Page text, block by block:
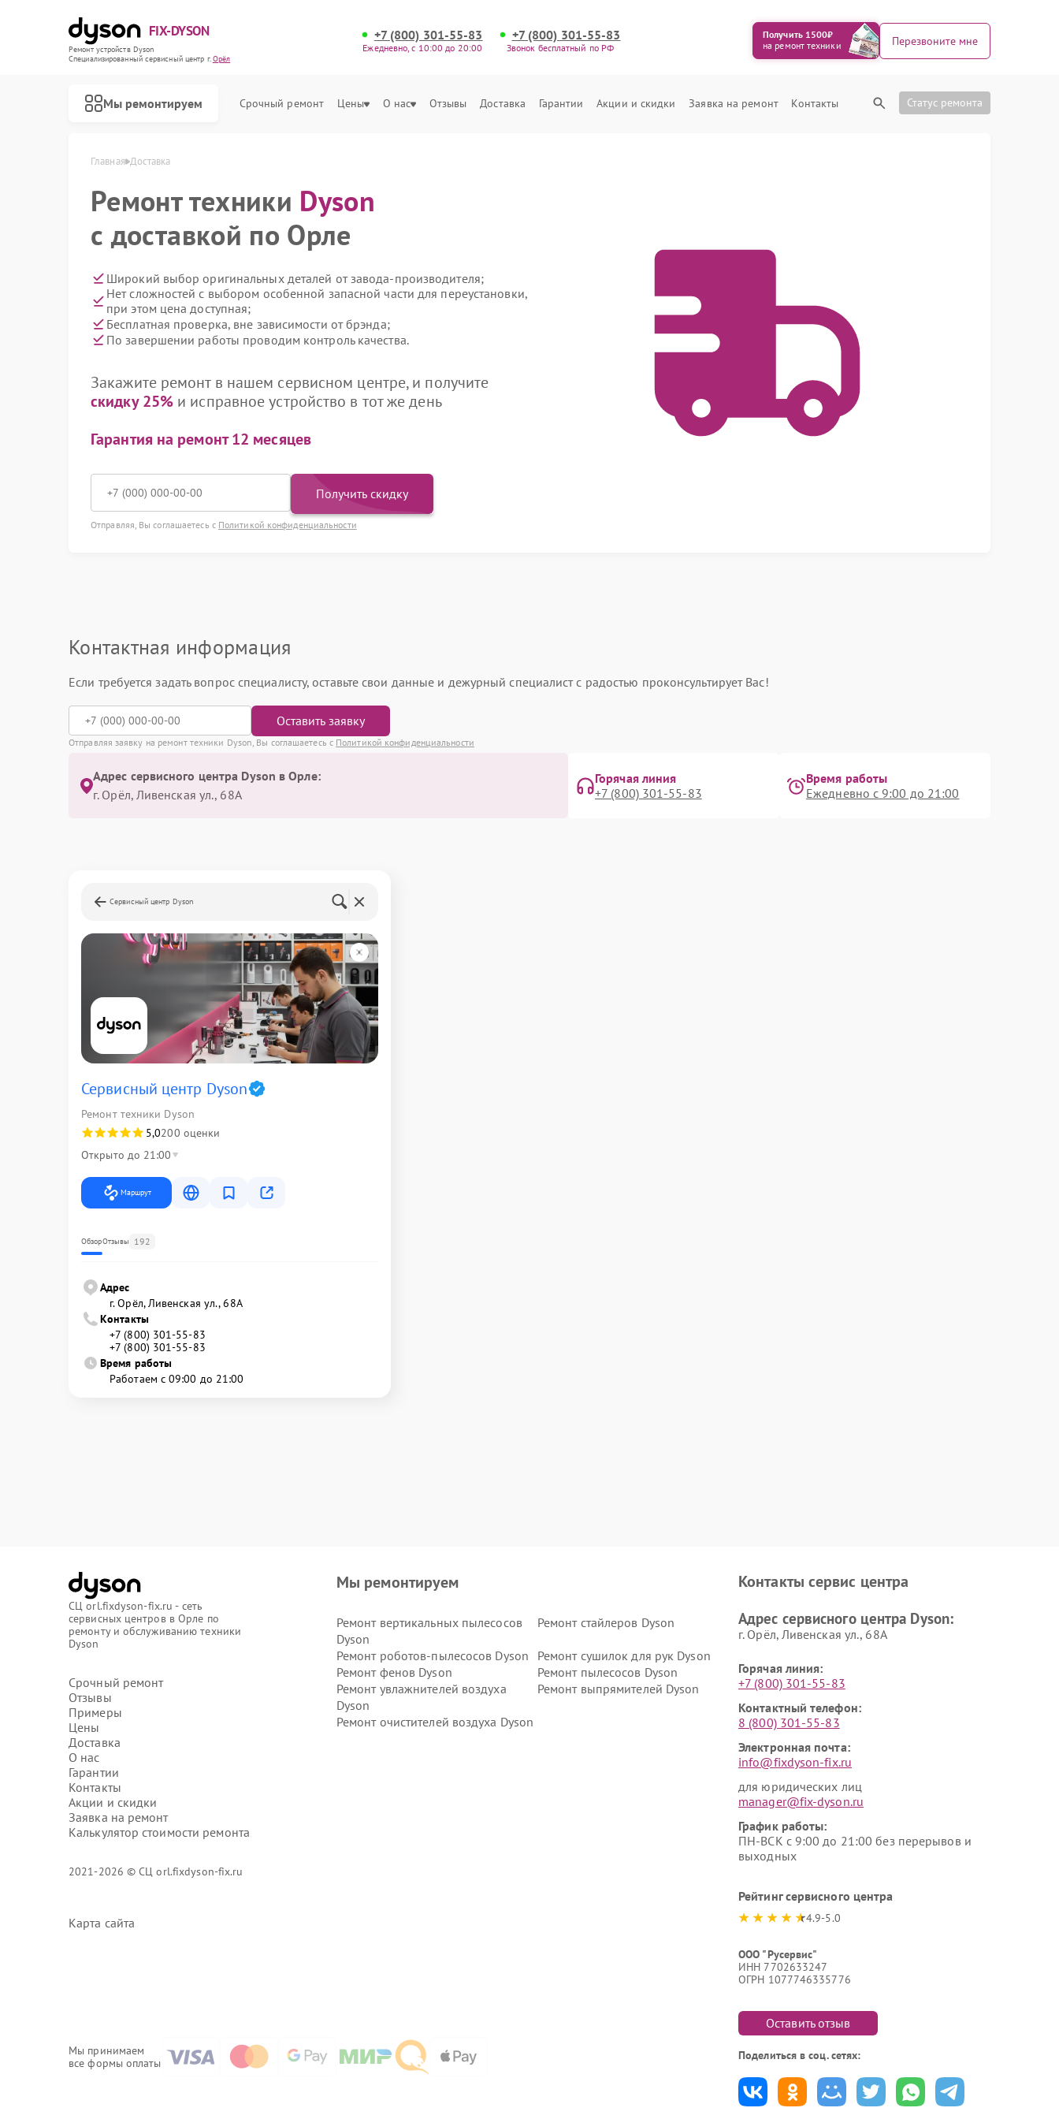
FIX-DYSON
Ремонт устройств Dyson
Специализированный cервисный центр г.Орёл
+7 (800) 301-55-83
Ежедневно, с 10:00 до 20:00
+7 (800) 301-55-83
Звонок бесплатный по РФ
Получить 1500₽
на ремонт техники
Перезвоните мне
Мы ремонтируем Срочный ремонт Цены О нас Отзывы Доставка Гарантии Акции и скидки Заявка на ремонт Контакты Статус ремонта
Главная Доставка
Ремонт техники Dyson
с доставкой по Орле
Широкий выбор оригинальных деталей от завода-производителя;
Нет сложностей с выбором особенной запасной части для переустановки,
при этом цена доступная;
Бесплатная проверка, вне зависимости от брэнда;
По завершении работы проводим контроль качества.
Закажите ремонт в нашем сервисном центре, и получите
скидку 25% и исправное устройство в тот же день
Гарантия на ремонт 12 месяцев
Получить скидку
Отправляя, Вы соглашаетесь с Политикой конфиденциальности
Контактная информация
Если требуется задать вопрос специалисту, оставьте свои данные и дежурный специалист с радостью проконсультирует Вас!
Оставить заявку
Отправляя заявку на ремонт техники Dyson, Вы соглашаетесь с Политикой конфиденциальности
Адрес сервисного центра Dyson в Орле:
г. Орёл, Ливенская ул., 68А
Горячая линия
+7 (800) 301-55-83
Время работы
Ежедневно с 9:00 до 21:00
Сервисный центр Dyson
Сервисный центр Dyson
Ремонт техники Dyson
5,0200 оценки
Открыто до 21:00
Маршрут
ОбзорОтзывы 192
Адрес
г. Орёл, Ливенская ул., 68А
Контакты
+7 (800) 301-55-83
+7 (800) 301-55-83
Время работы
Работаем с 09:00 до 21:00
СЦ orl.fixdyson-fix.ru - сеть
сервисных центров в Орле по
ремонту и обслуживанию техники
Dyson
Срочный ремонт
Отзывы
Примеры
Цены
Доставка
О нас
Гарантии
Контакты
Акции и скидки
Заявка на ремонт
Калькулятор стоимости ремонта
2021-2026 © СЦ orl.fixdyson-fix.ru
Карта сайта
Мы принимаем
все формы оплаты
Мы ремонтируем
Ремонт вертикальных пылесосов
Dyson
Ремонт стайлеров Dyson
Ремонт роботов-пылесосов Dyson
Ремонт сушилок для рук Dyson
Ремонт фенов Dyson
Ремонт пылесосов Dyson
Ремонт увлажнителей воздуха
Dyson
Ремонт выпрямителей Dyson
Ремонт очистителей воздуха Dyson
Контакты сервис центра
Адрес сервисного центра Dyson:
г. Орёл, Ливенская ул., 68А
Горячая линия:
+7 (800) 301-55-83
Контактный телефон:
8 (800) 301-55-83
Электронная почта:
info@fixdyson-fix.ru
для юридических лиц
manager@fix-dyson.ru
График работы:
ПН-ВСК с 9:00 до 21:00 без перерывов и
выходных
Рейтинг сервисного центра
4.9-5.0
ООО "Русервис"
ИНН 7702633247
ОГРН 1077746335776
Оставить отзыв
Поделиться в соц. сетях: